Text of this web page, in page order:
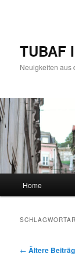
TUBAF
Neuigkeiten aus
Home
← Ältere